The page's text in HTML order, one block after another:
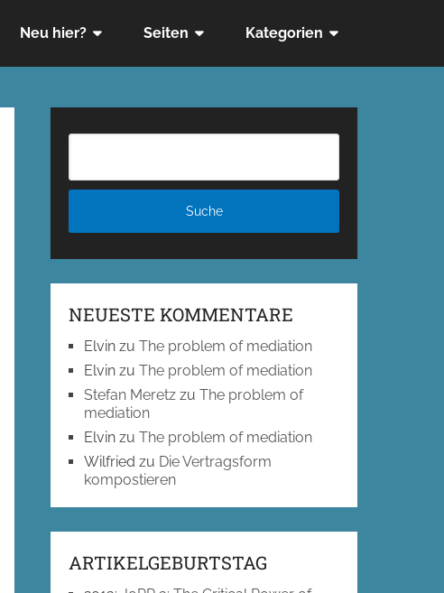
Neu hier? Seiten Kategorien
NEUESTE KOMMENTARE
Elvin zuThe problem of mediation
Elvin zuThe problem of mediation
Stefan Meretz zuThe problem of
mediation
Elvin zuThe problem of mediation
Wilfried zu Die Vertragsform
kompostieren
ARTIKELGEBURTSTAG